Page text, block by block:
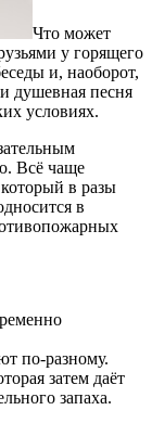
Что может
у горящего
и, наоборот,
душевная песня
условиях.
Всё чаще
в разы
в
по-разному.
затем даёт
запаха.